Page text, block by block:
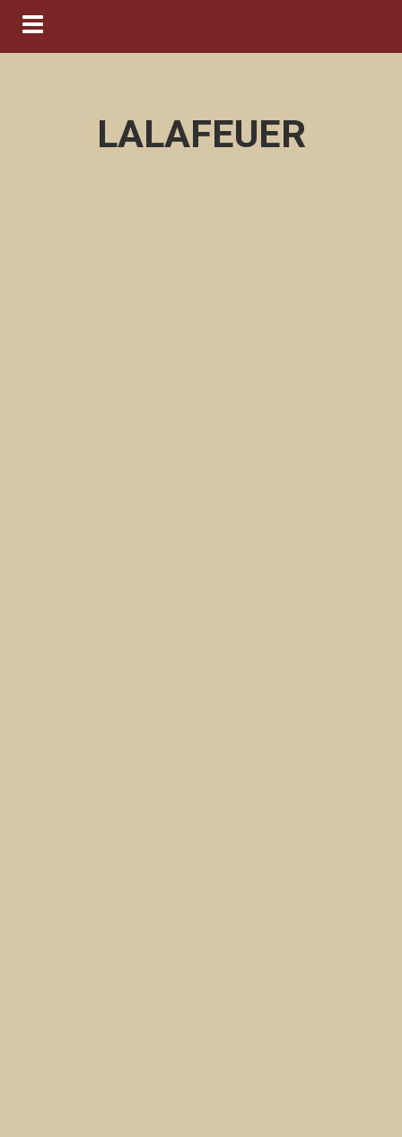
Navigation ein-/ausblenden
LALAFEUER